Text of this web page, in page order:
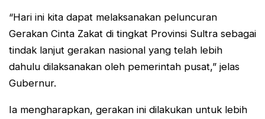
“Hari ini kita dapat melaksanakan peluncuran
Gerakan Cinta Zakat di tingkat Provinsi Sultra sebagai
tindak lanjut gerakan nasional yang telah lebih
dahulu dilaksanakan oleh pemerintah pusat,” jelas
Gubernur.
Ia mengharapkan, gerakan ini dilakukan untuk lebih